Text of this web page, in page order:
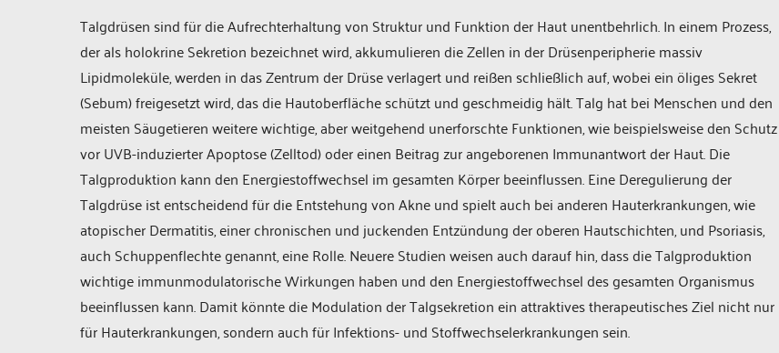
Talgdrüsen sind für die Aufrechterhaltung von Struktur und Funktion der Haut unentbehrlich. In einem Prozess,
der als holokrine Sekretion bezeichnet wird, akkumulieren die Zellen in der Drüsenperipherie massiv
Lipidmoleküle, werden in das Zentrum der Drüse verlagert und reißen schließlich auf, wobei ein öliges Sekret
(Sebum) freigesetzt wird, das die Hautoberfläche schützt und geschmeidig hält. Talg hat bei Menschen und den
meisten Säugetieren weitere wichtige, aber weitgehend unerforschte Funktionen, wie beispielsweise den Schutz
vor UVB-induzierter Apoptose (Zelltod) oder einen Beitrag zur angeborenen Immunantwort der Haut. Die
Talgproduktion kann den Energiestoffwechsel im gesamten Körper beeinflussen. Eine Deregulierung der
Talgdrüse ist entscheidend für die Entstehung von Akne und spielt auch bei anderen Hauterkrankungen, wie
atopischer Dermatitis, einer chronischen und juckenden Entzündung der oberen Hautschichten, und Psoriasis,
auch Schuppenflechte genannt, eine Rolle. Neuere Studien weisen auch darauf hin, dass die Talgproduktion
wichtige immunmodulatorische Wirkungen haben und den Energiestoffwechsel des gesamten Organismus
beeinflussen kann. Damit könnte die Modulation der Talgsekretion ein attraktives therapeutisches Ziel nicht nur
für Hauterkrankungen, sondern auch für Infektions- und Stoffwechselerkrankungen sein.